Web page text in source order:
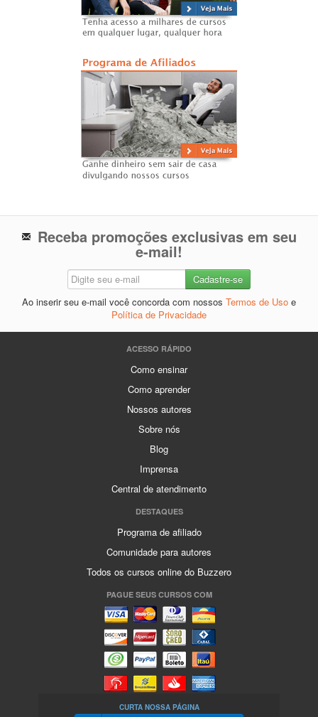
Receba promoções exclusivas em seu
e-mail!
Ao inserir seu e-mail você concorda com nossos Termos de Uso e
Política de Privacidade
ACESSO RÁPIDO
Como ensinar
Como aprender
Nossos autores
Sobre nós
Blog
Imprensa
Central de atendimento
DESTAQUES
Programa de afiliado
Comunidade para autores
Todos os cursos online do Buzzero
PAGUE SEUS CURSOS COM
CURTA NOSSA PÁGINA